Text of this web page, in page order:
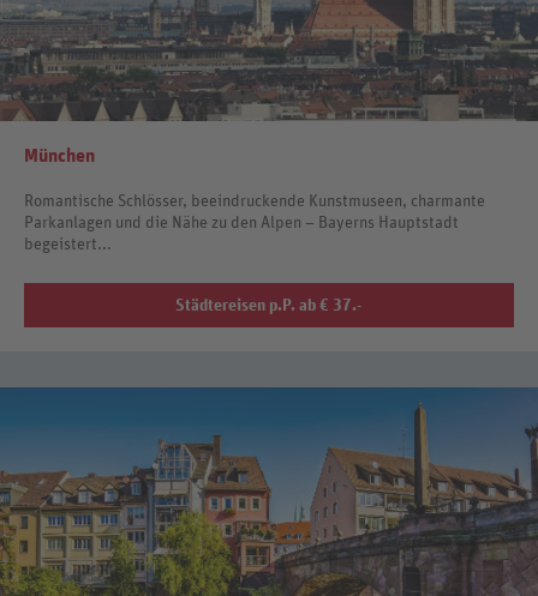
München
Romantische Schlösser, beeindruckende Kunstmuseen, charmante
Parkanlagen und die Nähe zu den Alpen – Bayerns Hauptstadt
begeistert...
Städtereisen p.P. ab € 37.-